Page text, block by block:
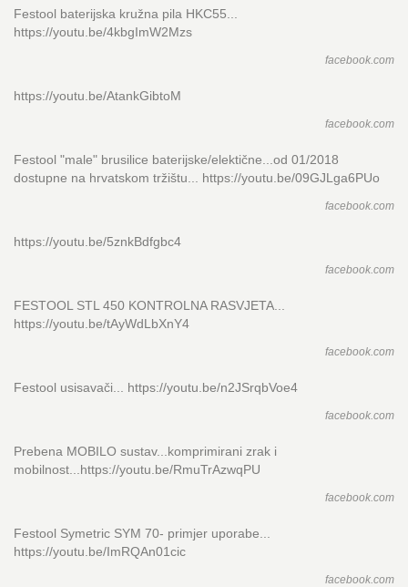
Festool baterijska kružna pila HKC55...
https://youtu.be/4kbgImW2Mzs
facebook.com
https://youtu.be/AtankGibtoM
facebook.com
Festool "male" brusilice baterijske/elektične...od 01/2018
dostupne na hrvatskom tržištu... https://youtu.be/09GJLga6PUo
facebook.com
https://youtu.be/5znkBdfgbc4
facebook.com
FESTOOL STL 450 KONTROLNA RASVJETA...
https://youtu.be/tAyWdLbXnY4
facebook.com
Festool usisavači... https://youtu.be/n2JSrqbVoe4
facebook.com
Prebena MOBILO sustav...komprimirani zrak i
mobilnost...https://youtu.be/RmuTrAzwqPU
facebook.com
Festool Symetric SYM 70- primjer uporabe...
https://youtu.be/ImRQAn01cic
facebook.com